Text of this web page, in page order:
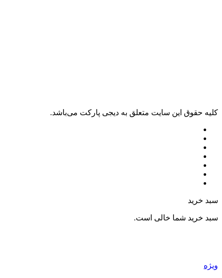
حقوق اين سايت متعلق به دیجی پارکت می‌باشد.
خرید
خرید شما خالی است.